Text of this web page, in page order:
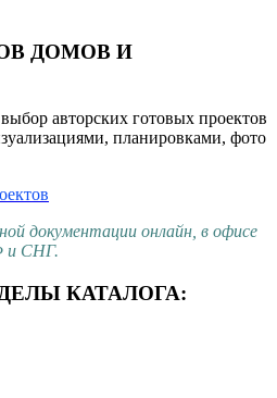
ДОМОВ И
авторских готовых проектов
планировками, фото
документации онлайн, в офисе
и СНГ.
КАТАЛОГА: